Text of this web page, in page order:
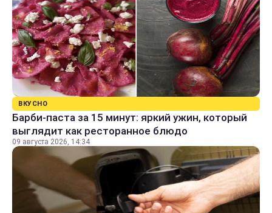
ВКУСНО
Барби-паста за 15 минут: яркий ужин, который
выглядит как ресторанное блюдо
09 августа 2026, 14:34